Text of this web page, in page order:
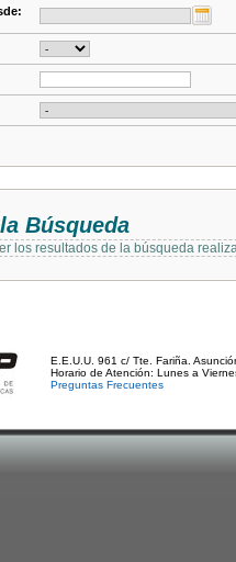
Búsqueda
los resultados de la búsqueda
E.E.U.U. 961 c/ Tte. Fariña.
Horario de Atención: Lunes a
Preguntas Frecuentes